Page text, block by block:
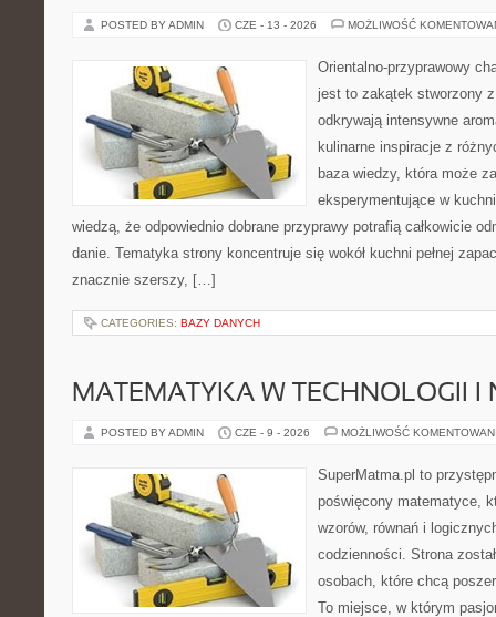
POSTED BY ADMIN CZE - 13 - 2026 MOŻLIWOŚĆ
Orientalno-przyprawowy
jest to zakątek stworzony
odkrywają intensywne
kulinarne inspiracje z
baza wiedzy, która może
eksperymentujące w
wiedzą, że odpowiednio dobrane przyprawy potrafią całkowicie
danie. Tematyka strony koncentruje się wokół kuchni pełnej
znacznie szerszy, […]
CATEGORIES: BAZY DANYCH
MATEMATYKA W TECHNOLOGII I
POSTED BY ADMIN CZE - 9 - 2026 MOŻLIWOŚĆ
SuperMatma.pl to
poświęcony matematyce,
wzorów, równań i
codzienności. Strona
osobach, które chcą
To miejsce, w którym